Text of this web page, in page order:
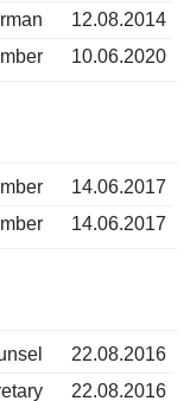
12.08.2014
10.06.2020
14.06.2017
14.06.2017
22.08.2016
22.08.2016